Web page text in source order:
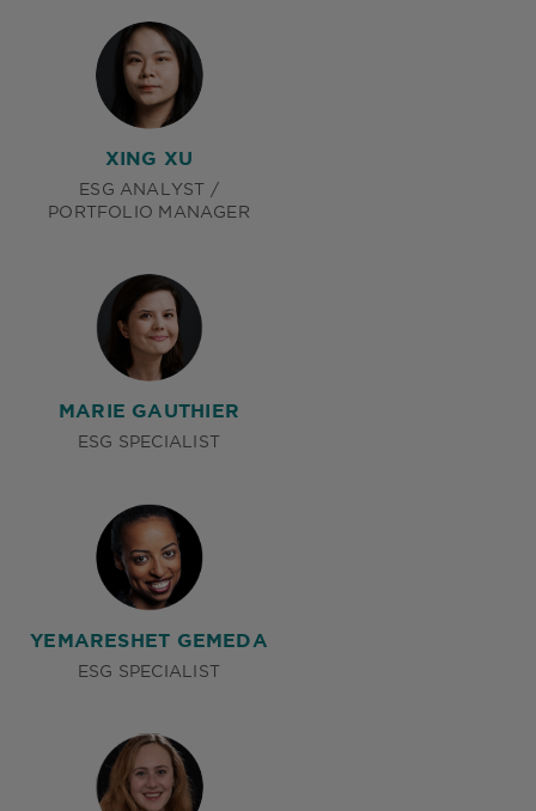
XING XU
ESG ANALYST /
PORTFOLIO MANAGER
MARIE GAUTHIER
ESG SPECIALIST
YEMARESHET GEMEDA
ESG SPECIALIST